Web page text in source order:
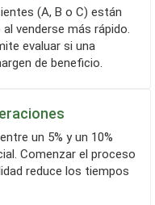
venderse más rápido.
evaluar si una
de beneficio.
Comenzar el proceso
reduce los tiempos